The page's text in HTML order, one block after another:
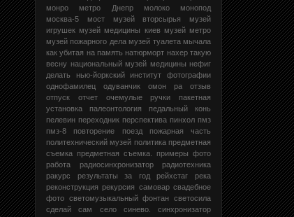
монро
метро Днепр молоко
монопод
москва-5
мост музей вторсырья
музей
игрушек музей медицины киев музей метро
музей пожарного дела музей туалета мычала
как убитая на память натюрморт нахер такую
весну национальный музей медицины нефиг
делать
нью-йоркский институт фотографии
однофамилец
одуванчик омон ра
отзыв
отпуск
отчет очемулые ручки
пакетная
установка
палеонтология
педальный конь
пелевин переходник перспектива пинхол пмз
пмз-8
повторение поезд
пожарная часть
политехнический музей политика предметная
съемка предметная съемка.
примеры фото
работа
радиосинхронизатор
радиотехника
ракурс
результаты за год рейхстаг
река
реконструкция рекурсия самовар свадебное
фото светомузыкальный фонтан светосила
сделай сам
село синево.
синхронизатор